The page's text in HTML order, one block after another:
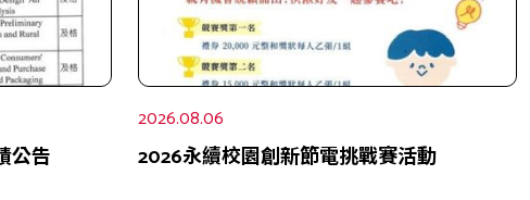
公告
2026.08.06
2026永續校園創新節電挑戰賽活動